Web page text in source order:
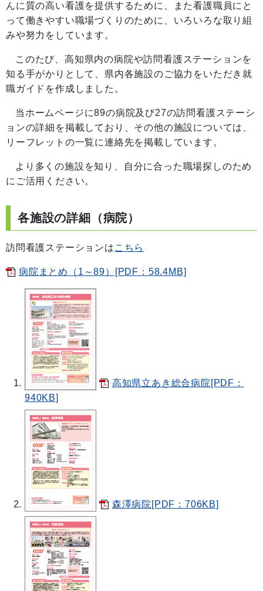
んに質の高い看護を提供するために、また看護職員にと
って働きやすい職場づくりのために、いろいろな取り組
みや努力をしています。
このたび、高知県内の病院や訪問看護ステーションを
知る手がかりとして、県内各施設のご協力をいただき就
職ガイドを作成しました。
当ホームページに89の病院及び27の訪問看護ステーシ
ョンの詳細を掲載しており、その他の施設については、
リーフレットの一覧に連絡先を掲載しています。
より多くの施設を知り、自分に合った職場探しのため
にご活用ください。
各施設の詳細（病院）
訪問看護ステーションは こちら
病院まとめ（1～89）[PDF：58.4MB]
高知県立あき総合病院[PDF：
940KB]
森澤病院[PDF：706KB]